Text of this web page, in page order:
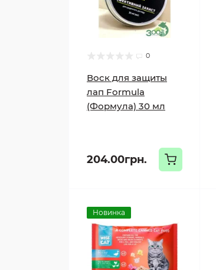
0
Воск для защиты
лап Formula
(Формула) 30 мл
204.00грн.
Новинка